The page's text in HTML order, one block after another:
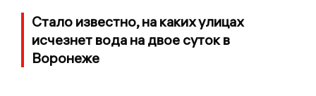
Стало известно, на каких улицах
исчезнет вода на двое суток в
Воронеже